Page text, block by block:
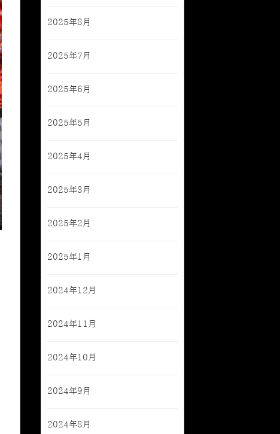
2025年8月
2025年7月
2025年6月
2025年5月
2025年4月
2025年3月
2025年2月
2025年1月
2024年12月
2024年11月
2024年10月
2024年9月
2024年8月